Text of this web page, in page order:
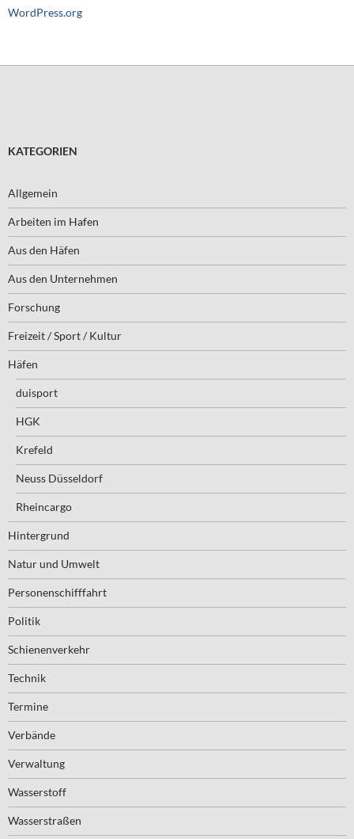
WordPress.org
KATEGORIEN
Allgemein
Arbeiten im Hafen
Aus den Häfen
Aus den Unternehmen
Forschung
Freizeit / Sport / Kultur
Häfen
duisport
HGK
Krefeld
Neuss Düsseldorf
Rheincargo
Hintergrund
Natur und Umwelt
Personenschifffahrt
Politik
Schienenverkehr
Technik
Termine
Verbände
Verwaltung
Wasserstoff
Wasserstraßen